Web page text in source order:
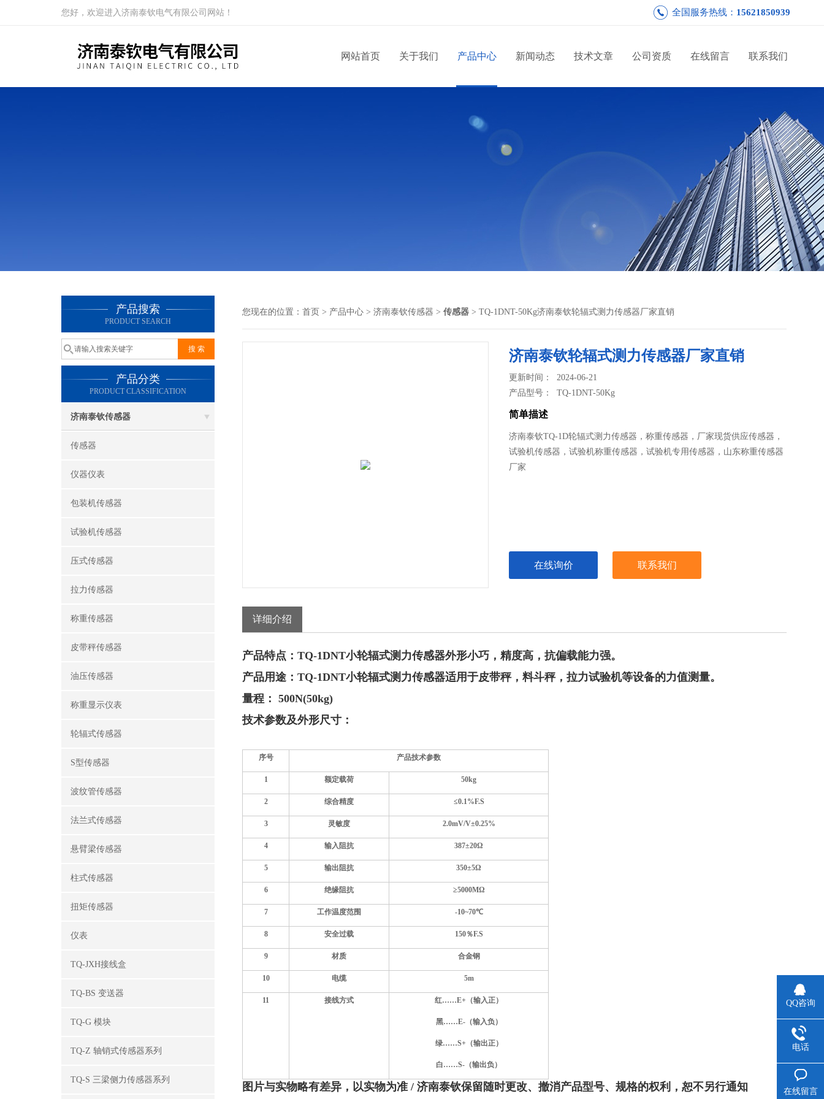
您好，欢迎进入济南泰钦电气有限公司网站！ 全国服务热线： 15621850939
网站首页 关于我们 产品中心 新闻动态 技术文章 公司资质 在线留言 联系我们
产品搜索
PRODUCT SEARCH
产品分类
PRODUCT CLASSIFICATION
济南泰钦传感器
传感器
仪器仪表
包装机传感器
试验机传感器
压式传感器
拉力传感器
称重传感器
皮带秤传感器
油压传感器
称重显示仪表
轮辐式传感器
S型传感器
波纹管传感器
法兰式传感器
悬臂梁传感器
柱式传感器
扭矩传感器
仪表
TQ-JXH接线盒
TQ-BS 变送器
TQ-G 模块
TQ-Z 轴销式传感器系列
TQ-S 三梁侧力传感器系列
您现在的位置： 首页 > 产品中心 > 济南泰钦传感器 > 传感器 > TQ-1DNT-50Kg济南泰钦轮辐式测力传感器厂家直销
济南泰钦轮辐式测力传感器厂家直销
更新时间： 2024-06-21
产品型号：TQ-1DNT-50Kg
简单描述
济南泰钦TQ-1D轮辐式测力传感器，称重传感器，厂家现货供应传感器，
试验机传感器，试验机称重传感器，试验机专用传感器，山东称重传感器
厂家
在线询价 联系我们
详细介绍
产品特点： TQ-1DNT小轮辐式测力传感器外形小巧，精度高，抗偏载能力强。
产品用途： TQ-1DNT小轮辐式测力传感器适用于皮带秤，料斗秤，拉力试验机等设备的力值测量。
量程： 500N(50kg)
技术参数及外形尺寸：
序号 产品技术参数
1 额定载荷 50kg
2 综合精度 ≤0.1%F.S
3 灵敏度 2.0mV/V±0.25%
4 输入阻抗 387±20Ω
5 输出阻抗 350±5Ω
6 绝缘阻抗 ≥5000MΩ
7 工作温度范围 -10~70℃
8 安全过载 150％F.S
9 材质 合金钢
10 电缆 5m
11 接线方式 红……E+（输入正）
黑……E-（输入负）
绿……S+（输出正）
白……S-（输出负）
图片与实物略有差异，以实物为准 / 济南泰钦保留随时更改、撤消产品型号、规格的权利，恕不另行通知
QQ咨询
电话
在线留言